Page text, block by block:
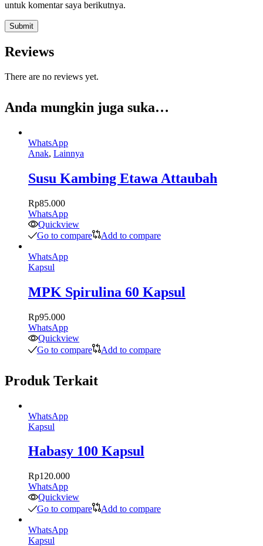
untuk komentar saya berikutnya.
Reviews
There are no reviews yet.
Anda mungkin juga suka…
WhatsApp
Anak, Lainnya
Susu Kambing Etawa Attaubah
Rp85.000
WhatsApp
Quickview
Go to compare
Add to compare
WhatsApp
Kapsul
MPK Spirulina 60 Kapsul
Rp95.000
WhatsApp
Quickview
Go to compare
Add to compare
Produk Terkait
WhatsApp
Kapsul
Habasy 100 Kapsul
Rp120.000
WhatsApp
Quickview
Go to compare
Add to compare
WhatsApp
Kapsul